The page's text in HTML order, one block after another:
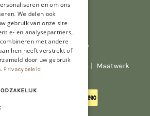
onze prijzen zijn incl. BTW
Limburgs Bakwinkeltje | Maatwerk
en om ons
We delen ook
gebruik van onze site
en analysepartners,
met andere
hen heeft verstrekt of
door uw gebruik
Privacybeleid